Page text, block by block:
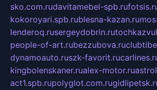
sko.com.rudavitamebel-spb.ru
kokoroyari.spb.rublesna-kazan.ru
lenderoq.rusergeydobrin.ru
people-of-art.rubezzubova.ru
dynamoauto.ruszk-favorit.ru
kingbolenskaner.rualex-motor.ru
act1.spb.rupolyglot.com.ru